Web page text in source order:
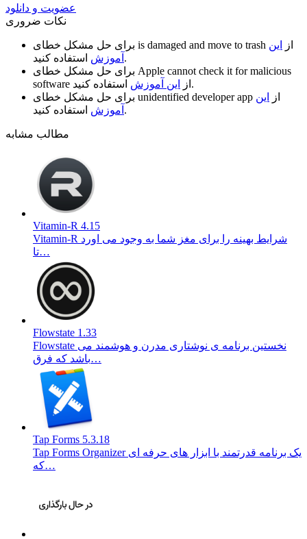
عضویت و دانلود
نکات ضروری
is damaged and move to trash از
این
آموزش استفاده کنید.
Apple cannot check it for malicious
software
از این آموزش
استفاده کنید.
unidentified developer app از
این
آموزش استفاده کنید.
مطالب مشابه
Vitamin-R 4.15
Vitamin-R شرایط بهینه را برای مغز شما به وجود می اورد
تا…
Flowstate 1.33
Flowstate نخستین برنامه ی نوشتاری مدرن و هوشمند می
باشد که فرق…
Tap Forms 5.3.18
Tap Forms Organizer یک برنامه قدرتمند با ابزار های حرفه ای
که…